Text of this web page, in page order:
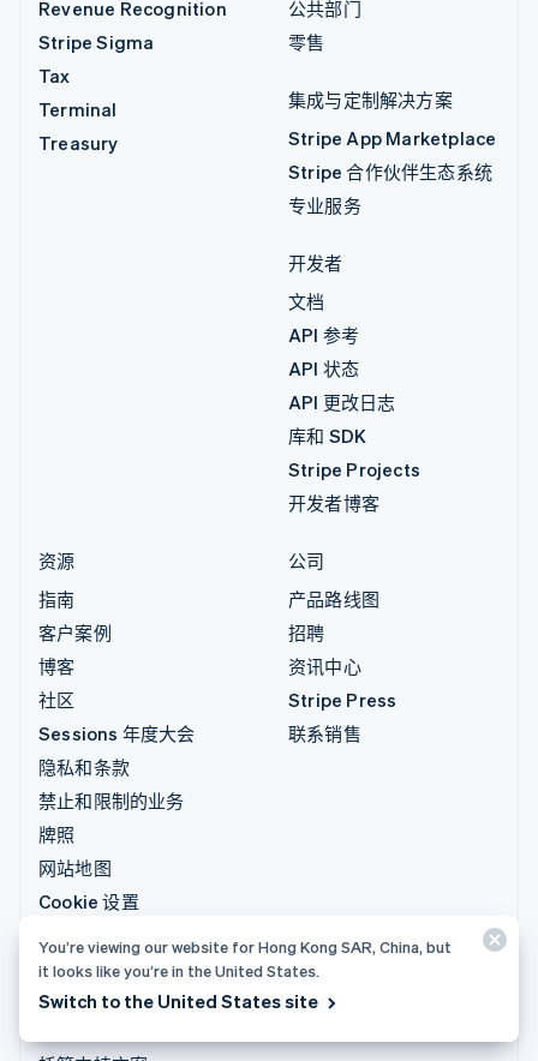
Revenue Recognition
Stripe Sigma
Tax
Terminal
Treasury
公共部门
零售
集成与定制解决方案
Stripe App Marketplace
Stripe 合作伙伴生态系统
专业服务
开发者
文档
API 参考
API 状态
API 更改日志
库和 SDK
Stripe Projects
开发者博客
资源
指南
客户案例
博客
社区
Sessions 年度大会
隐私和条款
禁止和限制的业务
牌照
网站地图
Cookie 设置
公司
产品路线图
招聘
资讯中心
Stripe Press
联系销售
支持
You’re viewing our website for Hong Kong SAR, China, but
it looks like you’re in the United States.
Switch to the United States site